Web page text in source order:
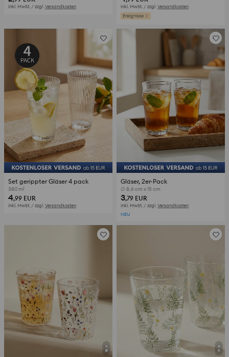
inkl. MwSt. / zzgl. Versandkosten inkl. MwSt. / zzgl. Versandkosten
Ereignisse
Set gerippter Gläser 4 pack
380 ml
4,99 EUR
inkl. MwSt. / zzgl. Versandkosten
Gläser, 2er-Pack
∅ 8,6 cm x 15 cm
3,79 EUR
inkl. MwSt. / zzgl. Versandkosten
NEU